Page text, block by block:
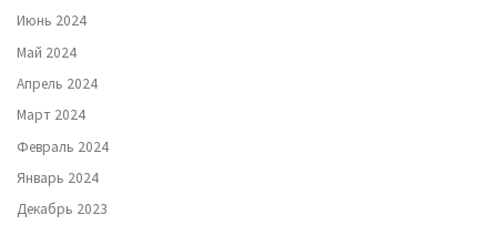
Июнь 2024
Май 2024
Апрель 2024
Март 2024
Февраль 2024
Январь 2024
Декабрь 2023